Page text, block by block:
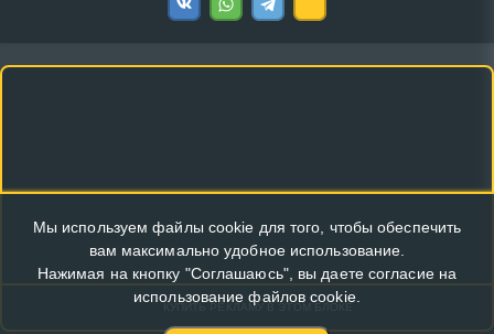
КУПИТЬ РЕКЛАМУ В ЭТОМ БЛОКЕ
Мы используем файлы cookie для того, чтобы обеспечить
вам максимально удобное использование.
Нажимая на кнопку "Соглашаюсь", вы даете согласие на
использование файлов cookie.